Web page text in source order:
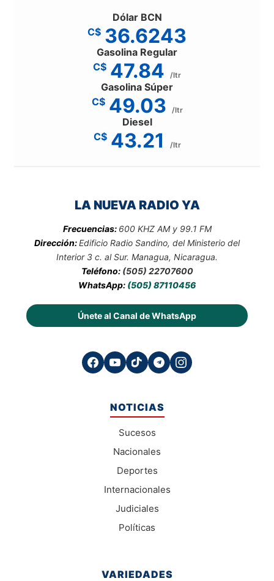
Dólar BCN
C$ 36.6243
Gasolina Regular
C$ 47.84 /ltr
Gasolina Súper
C$ 49.03 /ltr
Diesel
C$ 43.21 /ltr
LA NUEVA RADIO YA
Frecuencias: 600 KHZ AM y 99.1 FM
Dirección:Edificio Radio Sandino, del Ministerio del
Interior 3 c. al Sur. Managua, Nicaragua.
Teléfono: (505) 22707600
WhatsApp: (505) 87110456
Únete al Canal de WhatsApp
NOTICIAS
Sucesos
Nacionales
Deportes
Internacionales
Judiciales
Políticas
VARIEDADES